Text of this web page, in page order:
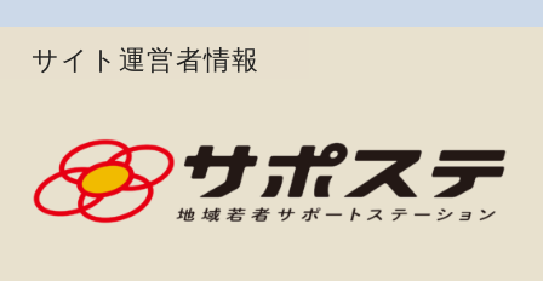
サイト運営者情報